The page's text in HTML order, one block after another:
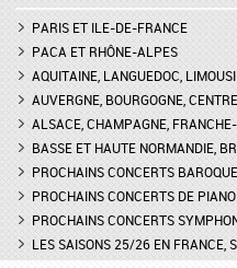
PARIS ET ILE-DE-FRANCE
PACA ET RHÔNE-ALPES
AQUITAINE, LANGUEDOC,
AUVERGNE, BOURGOGNE, CENTRE
ALSACE, CHAMPAGNE,
BASSE ET HAUTE NORMANDIE,
PROCHAINS CONCERTS
PROCHAINS CONCERTS DE PIANO
PROCHAINS CONCERTS
LES SAISONS 25/26 EN FRANCE,